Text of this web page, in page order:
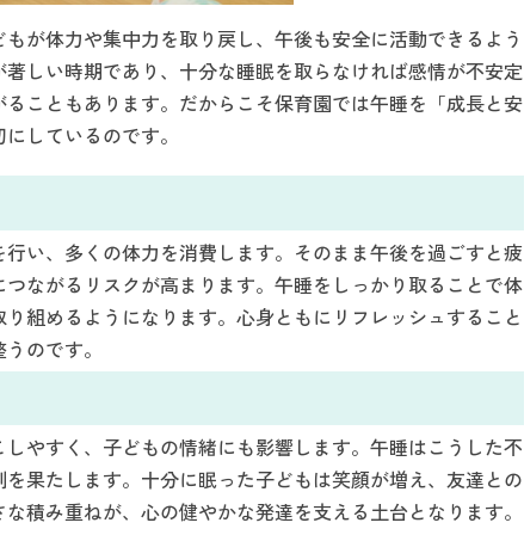
が体力や集中力を取り戻し、午後も安全に活動できるよう
しい時期であり、十分な睡眠を取らなければ感情が不安定
こともあります。だからこそ保育園では午睡を「成長と安
しているのです。
い、多くの体力を消費します。そのまま午後を過ごすと疲
ながるリスクが高まります。午睡をしっかり取ることで体
組めるようになります。心身ともにリフレッシュすること
のです。
やすく、子どもの情緒にも影響します。午睡はこうした不
果たします。十分に眠った子どもは笑顔が増え、友達との
積み重ねが、心の健やかな発達を支える土台となります。